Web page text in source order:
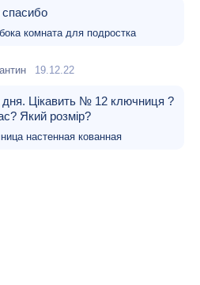
спасибо
комната для подростка
19.12.22
дня. Цікавить № 12 ключниця ?
Який розмір?
настенная кованная